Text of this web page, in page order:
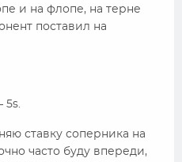
и на флопе, на терне
поставил на
5s.
ставку соперника на
часто буду впереди,